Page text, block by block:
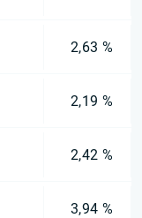
2,63 %
2,19 %
2,42 %
3,94 %